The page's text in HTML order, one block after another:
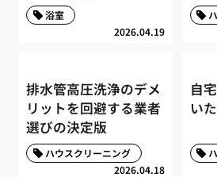
2026.04.19
浴室
排水管高圧洗浄のデメ
リットを回避する業者
選びの決定版
2026.04.18
ハウスクリーニング
自
い